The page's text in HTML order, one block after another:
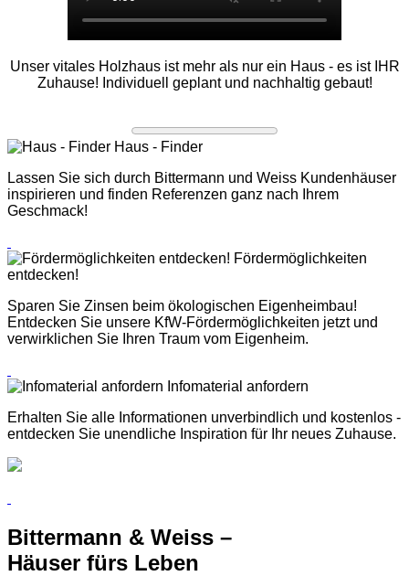
Unser vitales Holzhaus ist mehr als nur ein Haus - es ist IHR
Zuhause! Individuell geplant und nachhaltig gebaut!
Haus - Finder
Lassen Sie sich durch Bittermann und Weiss Kundenhäuser
inspirieren und finden Referenzen ganz nach Ihrem
Geschmack!
Fördermöglichkeiten
entdecken!
Sparen Sie Zinsen beim ökologischen Eigenheimbau!
Entdecken Sie unsere KfW-Fördermöglichkeiten jetzt und
verwirklichen Sie Ihren Traum vom Eigenheim.
Infomaterial anfordern
Erhalten Sie alle Informationen unverbindlich und kostenlos -
entdecken Sie unendliche Inspiration für Ihr neues Zuhause.
Bittermann & Weiss –
Häuser fürs Leben